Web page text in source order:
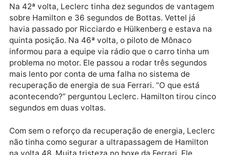
afastou um pouco da briga.
Na 37ª volta, Hamilton forçou ultrapassagem em
Vettel. A disputa foi intensa e o alemão levou
vantagem em um primeiro momento. Na volta
o britânico conseguiu superar o alemão, que rodou
sozinho e na sequência perdeu a asa dianteira da
Ferrari. O tetracampeão foi para o box e voltou em
oitavo lugar.
Na 42ª volta, Leclerc tinha dez segundos de
sobre Hamilton e 36 segundos de Bottas. Vettel já